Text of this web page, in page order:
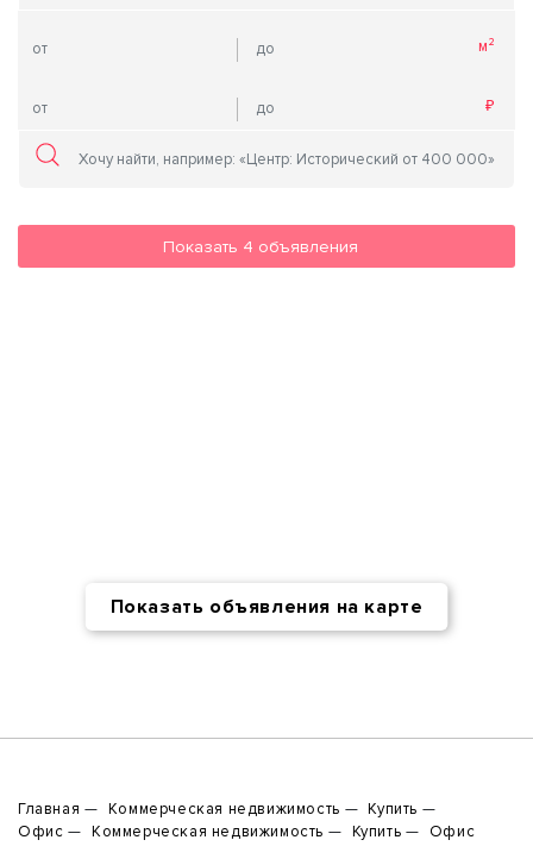
Показать 4 объявления
Показать объявления на карте
Главная Коммерческая недвижимость
Купить
Офис
Коммерческая недвижимость Купить Офис